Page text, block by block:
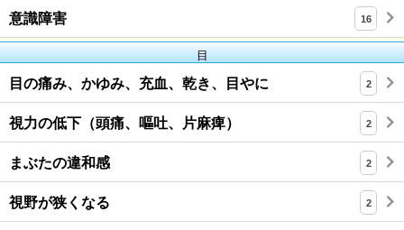
意識障害 16
目
目の痛み、かゆみ、充血、乾き、目やに 2
視力の低下（頭痛、嘔吐、片麻痺） 2
まぶたの違和感 2
視野が狭くなる 2